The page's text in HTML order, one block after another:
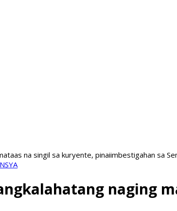
na singil sa kuryente, pinaiimbestigahan sa
naging